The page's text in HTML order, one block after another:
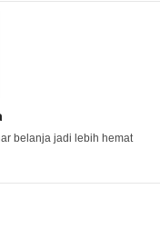
belanja jadi lebih hemat